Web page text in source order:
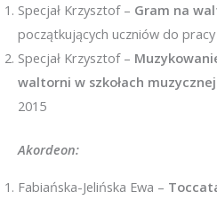
Specjał Krzysztof – Gram na
początkujących uczniów do pracy
Specjał Krzysztof –
waltorni w szkołach
2015
Akordeon:
Fabiańska-Jelińska Ewa –